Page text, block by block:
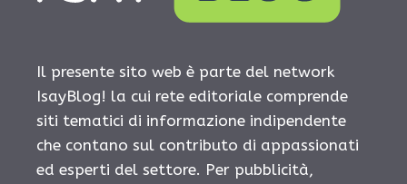
Il presente sito web è parte del network
IsayBlog! la cui rete editoriale comprende
siti tematici di informazione indipendente
che contano sul contributo di appassionati
ed esperti del settore. Per pubblicità,